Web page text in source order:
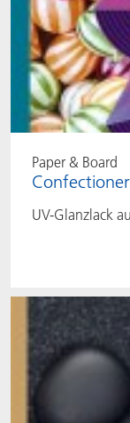
Paper & Board
UV-Glanzlack